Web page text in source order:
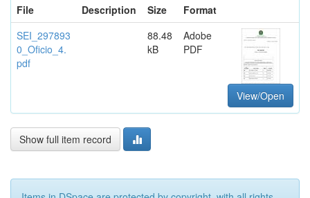
File
Description Size
Format
SEI_297893
0_Oficio_4.
pdf
88.48
kB
Adobe
PDF
View/Open
Show full item record